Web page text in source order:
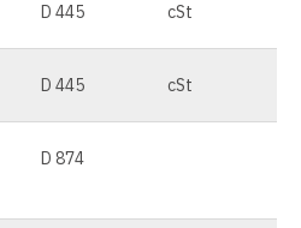
D 445 cSt
D 445 cSt
D 874